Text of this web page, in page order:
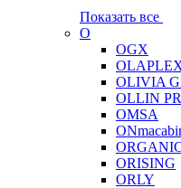
Показать все
O
OGX
OLIVIA
OLLIN
OMSA
ORISING
ORLY